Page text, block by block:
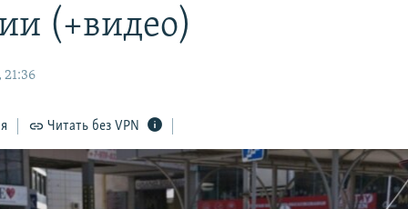
(+видео)
Читать без VPN